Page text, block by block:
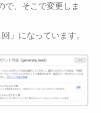
で、そこで変更しま
」になっています。